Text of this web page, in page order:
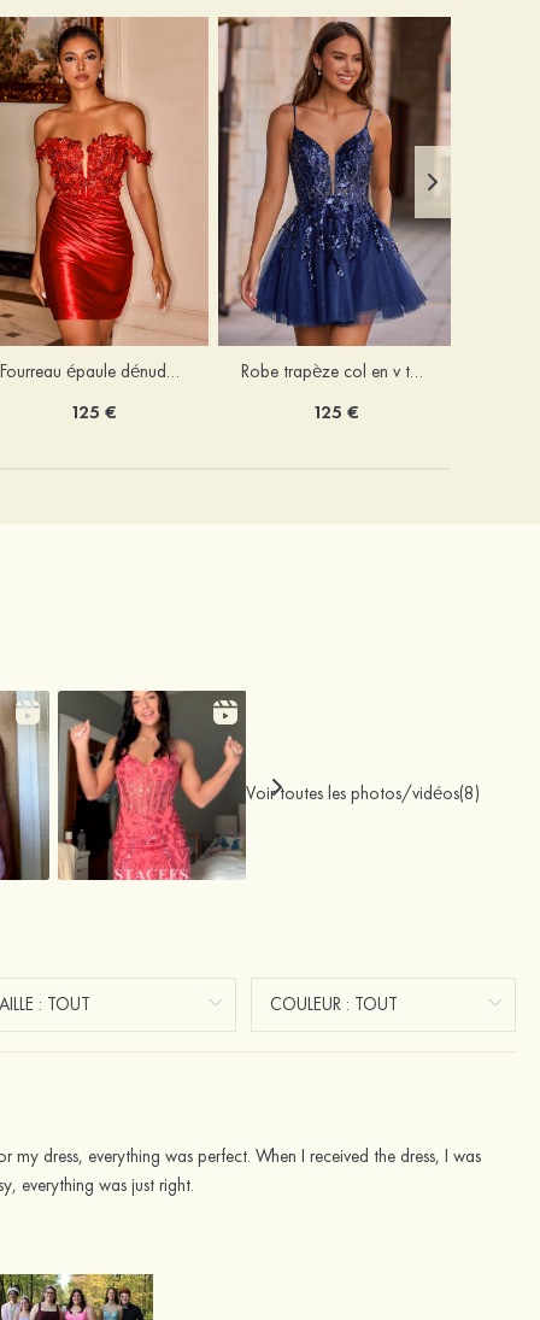
Fourreau épaule dénudée soie comme du satin courte/mini robe de fête de la rentrée
125 €
Robe trapèze col en v tulle courte/mini robe de fête de la rentrée avec poches paillettes
125 €
Voir toutes les photos/vidéos(8)
dress, everything was perfect. When I received the dress, I was
everything was just right.